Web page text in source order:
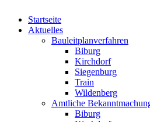
Startseite
Aktuelles
Bauleitplanverfahren
Biburg
Kirchdorf
Siegenburg
Train
Wildenberg
Amtliche
Biburg